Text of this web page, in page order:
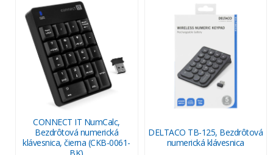
CONNECT IT NumCalc,
Bezdrôtová numerická
klávesnica, čierna (CKB-0061-
BK)
DELTACO TB-125, Bezdrôtová
numerická klávesnica